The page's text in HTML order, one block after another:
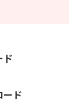
ド
ード